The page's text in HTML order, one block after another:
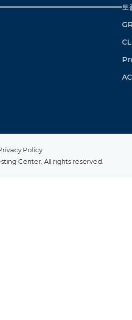
토
Policy
Center. All rights reserved.